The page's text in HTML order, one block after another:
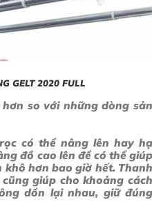
GELT 2020 FULL
so với những dòng sản
có thể nâng lên hay hạ
đồ cao lên để có thể giúp
khô hơn bao giờ hết. Thanh
giúp cho khoảng cách
dồn lại nhau, giữ đúng